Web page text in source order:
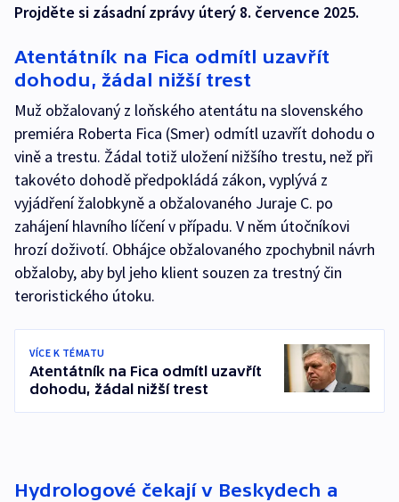
Projděte si zásadní zprávy úterý 8. července 2025.
Atentátník na Fica odmítl uzavřít
dohodu, žádal nižší trest
Muž obžalovaný z loňského atentátu na slovenského
premiéra Roberta Fica (Smer) odmítl uzavřít dohodu o
vině a trestu. Žádal totiž uložení nižšího trestu, než při
takovéto dohodě předpokládá zákon, vyplývá z
vyjádření žalobkyně a obžalovaného Juraje C. po
zahájení hlavního líčení v případu. V něm útočníkovi
hrozí doživotí. Obhájce obžalovaného zpochybnil návrh
obžaloby, aby byl jeho klient souzen za trestný čin
teroristického útoku.
VÍCE K TÉMATU
Atentátník na Fica odmítl uzavřít
dohodu, žádal nižší trest
Hydrologové čekají v Beskydech a